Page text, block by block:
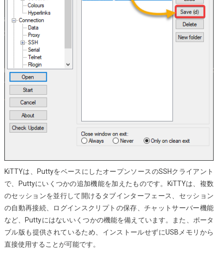
KiTTYは、PuttyをベースにしたオープンソースのSSHクライアント
で、Puttyにいくつかの追加機能を加えたものです。KiTTYは、複数
のセッションを並行して開けるタブインターフェース、セッション
の自動再接続、ログインスクリプトの保存、チャットサーバー機能
など、Puttyにはないいくつかの機能を備えています。また、ポータ
ブル版も提供されているため、インストールせずにUSBメモリから
直接使用することが可能です。